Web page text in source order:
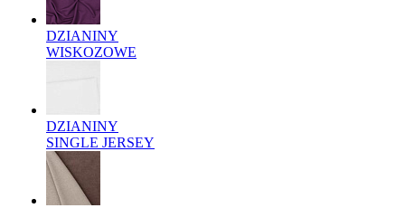
DZIANINY
WISKOZOWE
DZIANINY
SINGLE JERSEY